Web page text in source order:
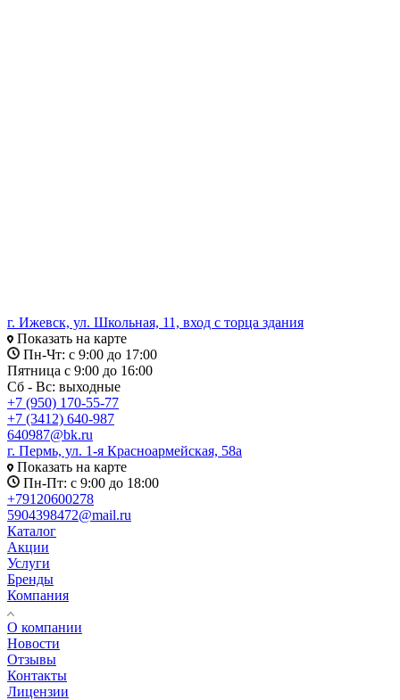
г. Ижевск, ул. Школьная, 11, вход с торца здания
Показать на карте
Пн-Чт: с 9:00 до 17:00
Пятница с 9:00 до 16:00
Сб - Вс: выходные
+7 (950) 170-55-77
+7 (3412) 640-987
640987@bk.ru
г. Пермь, ул. 1-я Красноармейская, 58а
Показать на карте
Пн-Пт: с 9:00 до 18:00
+79120600278
5904398472@mail.ru
Каталог
Акции
Услуги
Бренды
Компания
О компании
Новости
Отзывы
Контакты
Лицензии